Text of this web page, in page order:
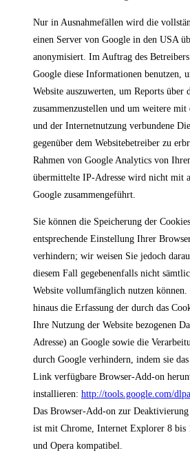
Nur in Ausnahmefällen wird die
einen Server von Google in den USA
anonymisiert. Im Auftrag des
Google diese Informationen benutzen,
Website auszuwerten, um Reports über
zusammenzustellen und um weitere mit
und der Internetnutzung verbundene
gegenüber dem Websitebetreiber zu
Rahmen von Google Analytics von
übermittelte IP-Adresse wird nicht mit
Google zusammengeführt.
Sie können die Speicherung der
entsprechende Einstellung Ihrer
verhindern; wir weisen Sie jedoch
diesem Fall gegebenenfalls nicht
Website vollumfänglich nutzen können.
hinaus die Erfassung der durch das
Ihre Nutzung der Website bezogenen
Adresse) an Google sowie die
durch Google verhindern, indem sie
Link verfügbare Browser-Add-on
installieren: http://tools.google.com/
Das Browser-Add-on zur
ist mit Chrome, Internet Explorer 8 bis
und Opera kompatibel.